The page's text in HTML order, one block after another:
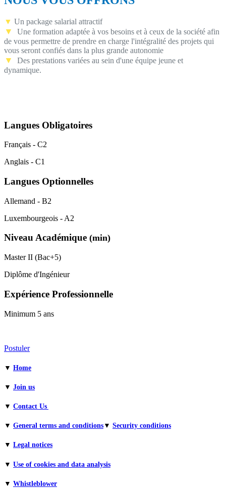
▼ Un package salarial attractif
▼
Une formation adaptée à vos besoins et à ceux de la société afin
de vous permettre de prendre en charge l'intégralité des projets qui
vous seront confiés dans la plus grande autonomie
▼
Des prestations variées au sein d'une équipe jeune et
dynamique.
Langues Obligatoires
Français - C2
Anglais - C1
Langues Optionnelles
Allemand - B2
Luxembourgeois - A2
Niveau Académique (min)
Master II (Bac+5)
Diplôme d'Ingénieur
Expérience Professionnelle
Minimum 5 ans
Postuler
▼ Home
▼ Join us
▼ Contact Us
▼ General terms and conditions​ ▼ Security conditions
▼ Legal notices
▼ Use of cookies and data analysis
▼ Whistleblower